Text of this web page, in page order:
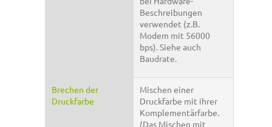
Beschreibungen
verwendet (z.B.
Modem mit 56000
bps). Siehe auch
Baudrate.
Brechen der
Druckfarbe
Mischen einer
Druckfarbe mit ihrer
Komplementärfarbe.
(Das Mischen mit